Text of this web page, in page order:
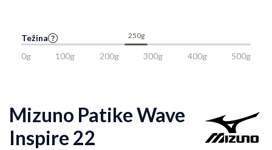
Težina 250g
0g 100g 200g 300g 400g 500g
Mizuno Patike Wave
Inspire 22